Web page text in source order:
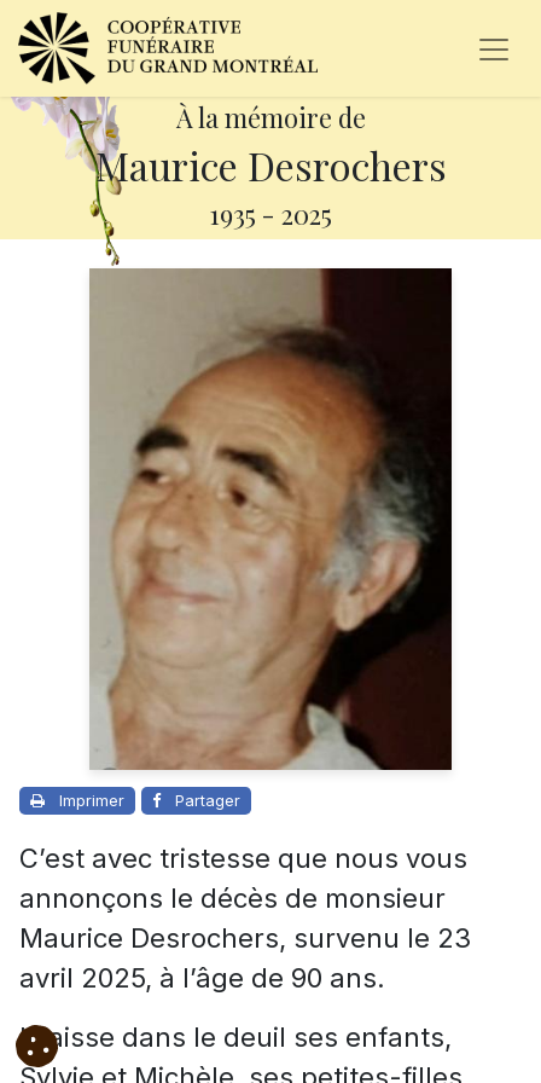
À la mémoire de
Maurice Desrochers
1935 - 2025
Imprimer Partager
C’est avec tristesse que nous vous
annonçons le décès de monsieur
Maurice Desrochers, survenu le 23
avril 2025, à l’âge de 90 ans.
Il laisse dans le deuil ses enfants,